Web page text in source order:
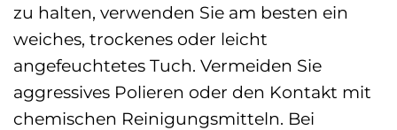
zu halten, verwenden Sie am besten ein
weiches, trockenes oder leicht
angefeuchtetes Tuch. Vermeiden Sie
aggressives Polieren oder den Kontakt mit
chemischen Reinigungsmitteln. Bei